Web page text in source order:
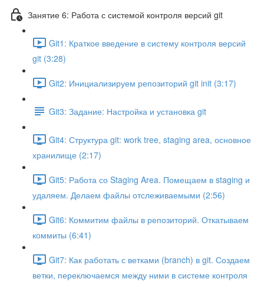
Занятие 6: Работа с системой контроля версий git
Git1: Краткое введение в систему контроля версий
git (3:28)
Git2: Инициализируем репозиторий git init (3:17)
Git3: Задание: Настройка и установка git
Git4: Структура git: work tree, staging area, основное
хранилище (2:17)
Git5: Работа со Staging Area. Помещаем в staging и
удаляем. Делаем файлы отслеживаемыми (2:56)
Git6: Коммитим файлы в репозиторий. Откатываем
коммиты (6:41)
Git7: Как работать с ветками (branch) в git. Создаем
ветки, переключаемся между ними в системе контроля